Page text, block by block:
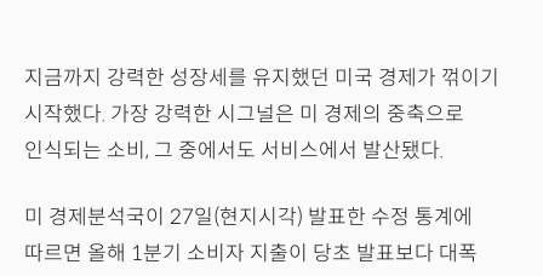
지금까지 강력한 성장세를 유지했던 미국 경제가 꺾이기
시작했다. 가장 강력한 시그널은 미 경제의 중축으로
인식되는 소비, 그 중에서도 서비스에서 발산됐다.
미 경제분석국이 27일(현지시각) 발표한 수정 통계에
따르면 올해 1분기 소비자 지출이 당초 발표보다 대폭